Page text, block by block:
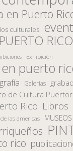
en Puerto
culturales
RICO
Exhibición
puerto
Galerias
de Cultura
Rico Libros
las americas MUSEOS
rico